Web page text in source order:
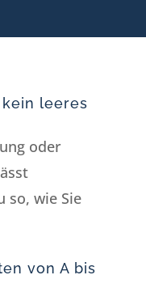
leeres
oder
so, wie Sie
von A bis